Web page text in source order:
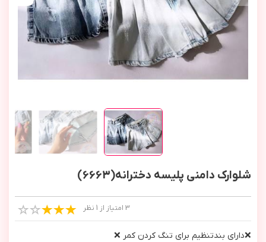
شلوارک دامنی پلیسه دخترانه(6663)
3 امتیاز از 1 نظر
❌داراي بندتنظيم براي تنگ كردن كمر ❌